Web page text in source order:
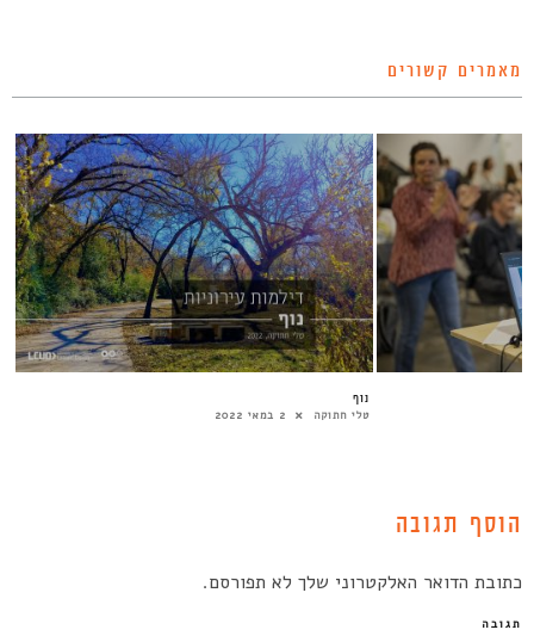
מאמרים קשורים
נוף
טלי חתוקה 2 במאי 2022
הוסף תגובה
כתובת הדואר האלקטרוני שלך לא תפורסם.
תגובה